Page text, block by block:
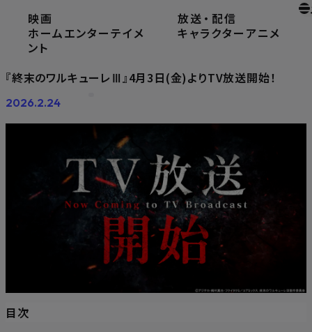
映画
ホームエンターテイメ
ント
放送 ・ 配信
キャラクター アニメ
ホーム
『終末のワルキューレⅢ』4月3日(金)よりTV放送開始！
『終末のワルキューレⅢ』4月3日(金)よりTV放送開始！
2026.2.24
目次